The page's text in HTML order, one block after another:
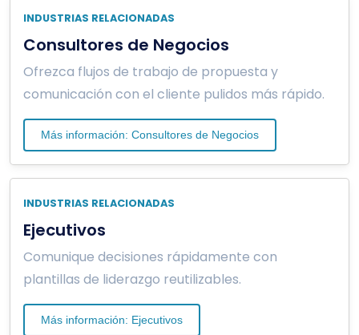
INDUSTRIAS RELACIONADAS
Consultores de Negocios
Ofrezca flujos de trabajo de propuesta y
comunicación con el cliente pulidos más rápido.
Más información: Consultores de Negocios
INDUSTRIAS RELACIONADAS
Ejecutivos
Comunique decisiones rápidamente con
plantillas de liderazgo reutilizables.
Más información: Ejecutivos